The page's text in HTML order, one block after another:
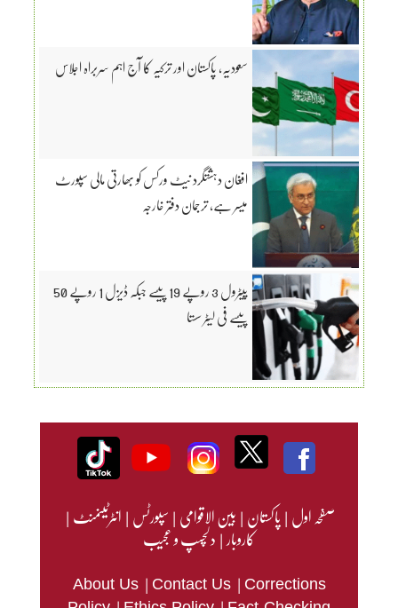
سعودیہ، پاکستان اور ترکیہ کا آج اہم سربراہ اجلاس
افغان دہشتگرد نیٹ ورکس کو بھارتی مالی سپورٹ
میسر ہے، ترجمان دفتر خارجہ
پیٹرول 3 روپے 19 پیسے جبکہ ڈیزل 1 روپے 50
پیسے فی لیٹر سستا
صفحہ اول|پاکستان|بین الاقوامی|سپورٹس|انٹرٹینمنٹ|
کاروبار|دلچسپ و عجیب
About Us | Contact Us | Corrections